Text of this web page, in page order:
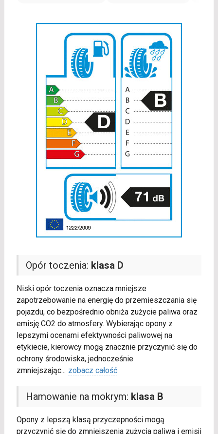
Opór toczenia: klasa D
Niski opór toczenia oznacza mniejsze
zapotrzebowanie na energię do przemieszczania się
pojazdu, co bezpośrednio obniża zużycie paliwa oraz
emisję CO2 do atmosfery. Wybierając opony z
lepszymi ocenami efektywności paliwowej na
etykiecie, kierowcy mogą znacznie przyczynić się do
ochrony środowiska, jednocześnie
zmniejszając... zobacz całość
Hamowanie na mokrym: klasa B
Opony z lepszą klasą przyczepności mogą
przyczynić się do zmniejszenia zużycia paliwa i emisji